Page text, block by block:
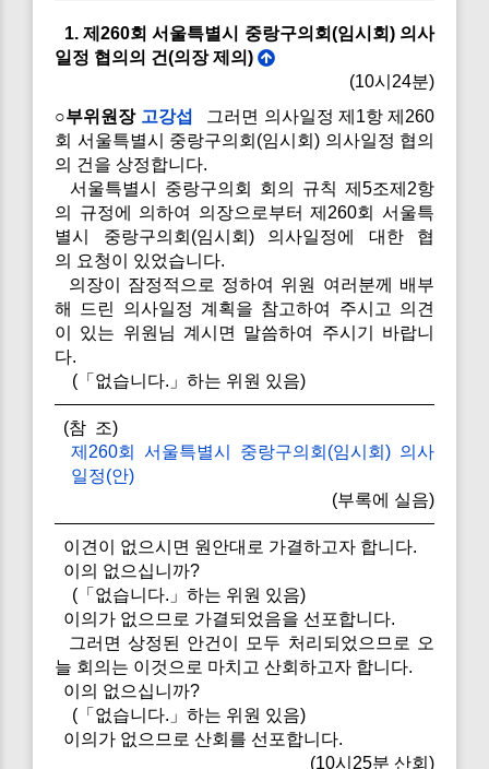
1. 제260회 서울특별시 중랑구의회(임시회) 의사
일정 협의의 건(의장 제의)
(10시24분)
○부위원장 고강섭
그러면 의사일정 제1항 제260
회 서울특별시 중랑구의회(임시회) 의사일정 협의
의 건을 상정합니다.
서울특별시 중랑구의회 회의 규칙 제5조제2항
의 규정에 의하여 의장으로부터 제260회 서울특
별시 중랑구의회(임시회) 의사일정에 대한 협
의 요청이 있었습니다.
의장이 잠정적으로 정하여 위원 여러분께 배부
해 드린 의사일정 계획을 참고하여 주시고 의견
이 있는 위원님 계시면 말씀하여 주시기 바랍니
다.
(「없습니다.」하는 위원 있음)
(참 조)
제260회 서울특별시 중랑구의회(임시회) 의사
일정(안)
(부록에 실음)
이견이 없으시면 원안대로 가결하고자 합니다.
이의 없으십니까?
(「없습니다.」하는 위원 있음)
이의가 없으므로 가결되었음을 선포합니다.
그러면 상정된 안건이 모두 처리되었으므로 오
늘 회의는 이것으로 마치고 산회하고자 합니다.
이의 없으십니까?
(「없습니다.」하는 위원 있음)
이의가 없으므로 산회를 선포합니다.
(10시25분 산회)